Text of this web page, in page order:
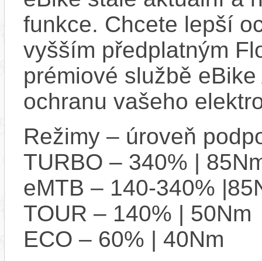
funkce. Chcete lepší
vyšším předplatným
prémiové službě
ochranu vašeho
Režimy – úroveň
TURBO – 340% |
eMTB – 140-340%
TOUR – 140% | 50Nm
ECO – 60% | 40Nm